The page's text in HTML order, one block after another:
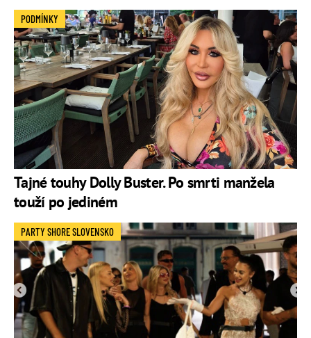
Tajné touhy Dolly Buster. Po smrti manžela
touží po jediném
PODMÍNKY
PARTY SHORE SLOVENSKO